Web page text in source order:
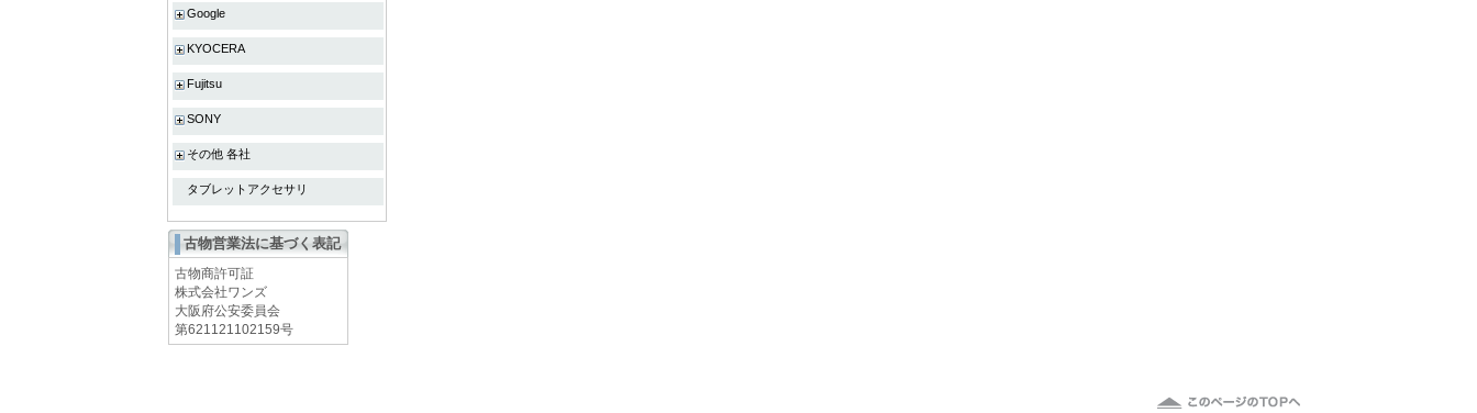
Google
KYOCERA
Fujitsu
SONY
その他 各社
タブレットアクセサリ
古物営業法に基づく表記
古物商許可証
株式会社ワンズ
大阪府公安委員会
第621121102159号